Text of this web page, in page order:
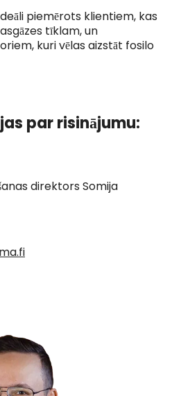
piemērots klientiem, kas
tīklam, un
kuri vēlas aizstāt fosilo
par risinājumu:
direktors Somija